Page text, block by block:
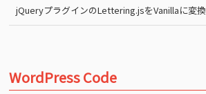
jQueryプラグインのLettering.jsをVanillaに変換
WordPress Code